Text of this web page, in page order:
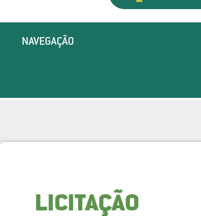
NAVEGAÇÃO
LICITAÇÃO